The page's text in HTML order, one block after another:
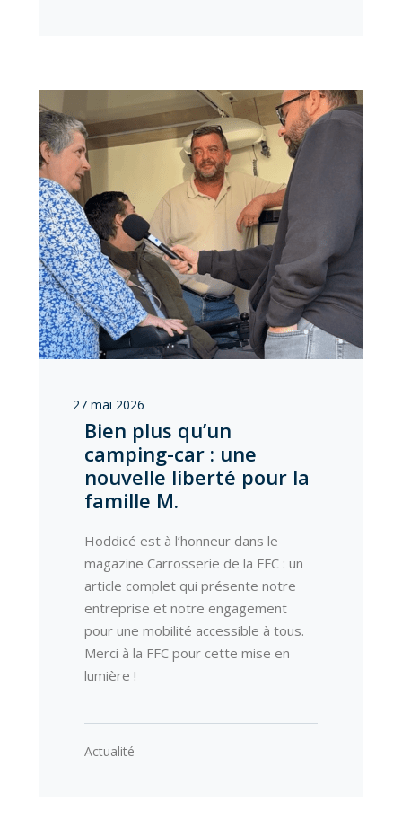
27 mai 2026
Bien plus qu’un
camping-car : une
nouvelle liberté pour la
famille M.
Hoddicé est à l’honneur dans le
magazine Carrosserie de la FFC : un
article complet qui présente notre
entreprise et notre engagement
pour une mobilité accessible à tous.
Merci à la FFC pour cette mise en
lumière !
Actualité